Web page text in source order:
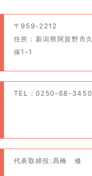
〒959-2212
住所：新潟県阿賀野市久
保1-1
TEL：0250-68-3450
代表取締役:髙橋 修